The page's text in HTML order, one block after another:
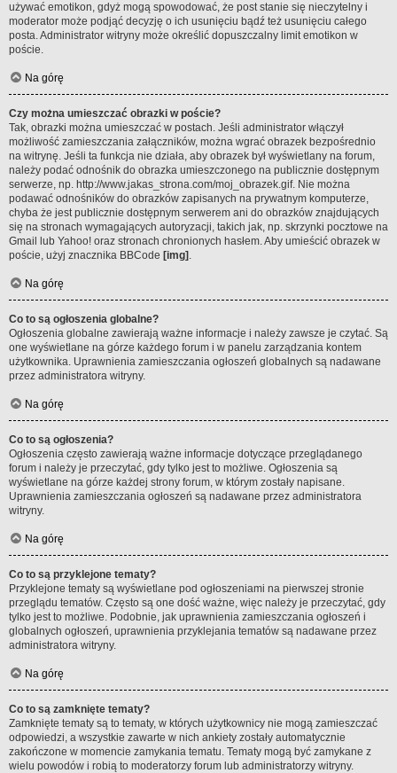
używać emotikon, gdyż mogą spowodować, że post stanie się nieczytelny i
moderator może podjąć decyzję o ich usunięciu bądź też usunięciu całego
posta. Administrator witryny może określić dopuszczalny limit emotikon w
poście.
Na górę
Czy można umieszczać obrazki w poście?
Tak, obrazki można umieszczać w postach. Jeśli administrator włączył
możliwość zamieszczania załączników, można wgrać obrazek bezpośrednio
na witrynę. Jeśli ta funkcja nie działa, aby obrazek był wyświetlany na forum,
należy podać odnośnik do obrazka umieszczonego na publicznie dostępnym
serwerze, np. http://www.jakas_strona.com/moj_obrazek.gif. Nie można
podawać odnośników do obrazków zapisanych na prywatnym komputerze,
chyba że jest publicznie dostępnym serwerem ani do obrazków znajdujących
się na stronach wymagających autoryzacji, takich jak, np. skrzynki pocztowe na
Gmail lub Yahoo! oraz stronach chronionych hasłem. Aby umieścić obrazek w
poście, użyj znacznika BBCode [img] .
Na górę
Co to są ogłoszenia globalne?
Ogłoszenia globalne zawierają ważne informacje i należy zawsze je czytać. Są
one wyświetlane na górze każdego forum i w panelu zarządzania kontem
użytkownika. Uprawnienia zamieszczania ogłoszeń globalnych są nadawane
przez administratora witryny.
Na górę
Co to są ogłoszenia?
Ogłoszenia często zawierają ważne informacje dotyczące przeglądanego
forum i należy je przeczytać, gdy tylko jest to możliwe. Ogłoszenia są
wyświetlane na górze każdej strony forum, w którym zostały napisane.
Uprawnienia zamieszczania ogłoszeń są nadawane przez administratora
witryny.
Na górę
Co to są przyklejone tematy?
Przyklejone tematy są wyświetlane pod ogłoszeniami na pierwszej stronie
przeglądu tematów. Często są one dość ważne, więc należy je przeczytać, gdy
tylko jest to możliwe. Podobnie, jak uprawnienia zamieszczania ogłoszeń i
globalnych ogłoszeń, uprawnienia przyklejania tematów są nadawane przez
administratora witryny.
Na górę
Co to są zamknięte tematy?
Zamknięte tematy są to tematy, w których użytkownicy nie mogą zamieszczać
odpowiedzi, a wszystkie zawarte w nich ankiety zostały automatycznie
zakończone w momencie zamykania tematu. Tematy mogą być zamykane z
wielu powodów i robią to moderatorzy forum lub administratorzy witryny.